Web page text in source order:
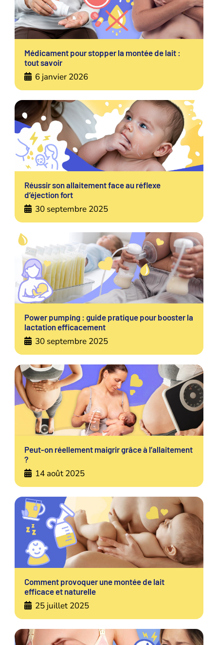
Médicament pour stopper la montée de lait :
tout savoir
6 janvier 2026
Réussir son allaitement face au réflexe
d’éjection fort
30 septembre 2025
Power pumping : guide pratique pour booster la
lactation efficacement
30 septembre 2025
Peut-on réellement maigrir grâce à l’allaitement
?
14 août 2025
Comment provoquer une montée de lait
efficace et naturelle
25 juillet 2025